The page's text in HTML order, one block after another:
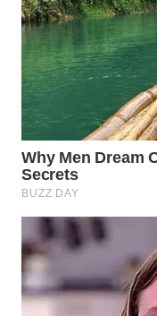
WAHANANEWS
CO ID
WAHANA
SPORT
WAHANA
UMKM
WAHANA